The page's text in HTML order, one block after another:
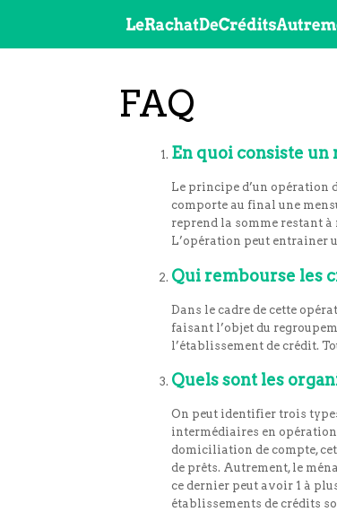
FAQ
En quoi consiste
Le principe d’un opération
comporte au final une
reprend la somme restant à
L’opération peut entrainer
Qui rembourse les
Dans le cadre de cette
faisant l’objet du
l’établissement de crédit.
Quels sont les
On peut identifier trois
intermédiaires en
domiciliation de compte,
de prêts. Autrement, le
ce dernier peut avoir 1 à
établissements de crédits